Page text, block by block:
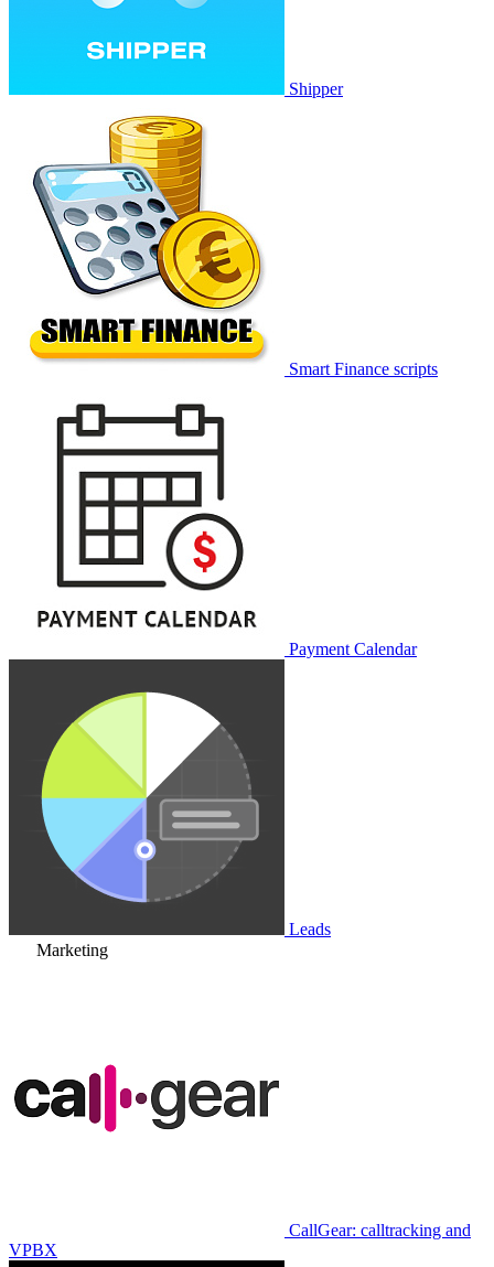
Shipper
Smart Finance scripts
Payment Calendar
Leads
Marketing
CallGear: calltracking and
VPBX